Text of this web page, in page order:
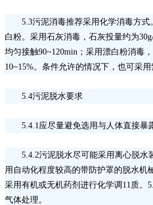
5.3污泥消毒推荐采用化学消毒方
白粉。采用石灰消毒，石灰投量约为
均匀接触90~120min；采用漂白粉消毒
10~15%。条件允许的情况下，也可采用
5.4污泥脱水要求
5.4.1应尽量避免选用与人体直接暴
5.4.2污泥脱水尽可能采用离心脱水
用自动化程度较高的带防护罩的脱水机
采用有机或无机药剂进行化学调11质。
气体处理。